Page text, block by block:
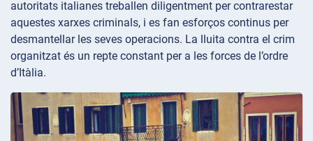
autoritats italianes treballen diligentment per contrarestar
aquestes xarxes criminals, i es fan esforços continus per
desmantellar les seves operacions. La lluita contra el crim
organitzat és un repte constant per a les forces de l’ordre
d’Itàlia.